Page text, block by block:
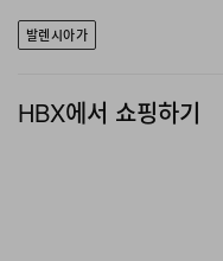
발렌시아가
HBX에서 쇼핑하기